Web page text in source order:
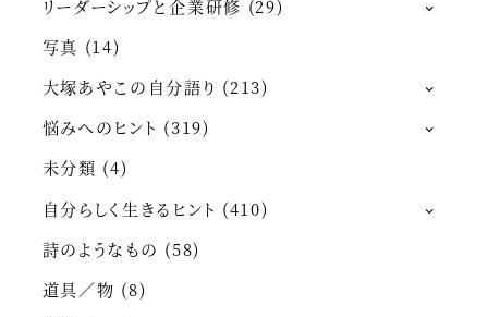
リーダーシップと企業研修 (29)
写真 (14)
大塚あやこの自分語り (213)
悩みへのヒント (319)
未分類 (4)
自分らしく生きるヒント (410)
詩のようなもの (58)
道具／物 (8)